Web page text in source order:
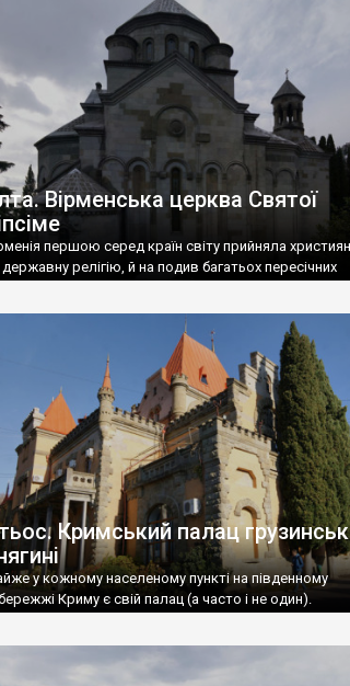
«повстяками» (postaki)…” “Вино. Крим
відмінне вино і його вдосталь: воно все
біле і дуже […]
Вірменська церква Святої
першою серед країн світу прийняла
релігію, й на подив багатьох пересічних
Кримський палац
у кожному населеному пункті на південному
Криму є свій палац (а часто і не один).